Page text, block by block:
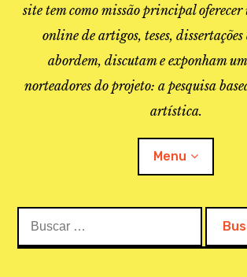
site tem como missão principal
online de artigos, teses, dissertações
abordem, discutam e exponham
norteadores do projeto: a pesquisa
artística.
Menu
O PROJETO